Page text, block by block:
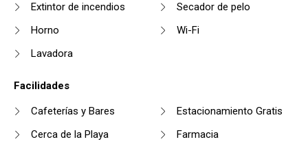
Extintor de incendios
Horno
Lavadora
Secador de pelo
Wi-Fi
Facilidades
Cafeterías y Bares
Cerca de la Playa
Estacionamiento Gratis
Farmacia